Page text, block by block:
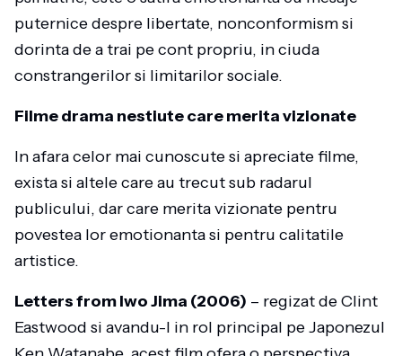
puternice despre libertate, nonconformism si
dorinta de a trai pe cont propriu, in ciuda
constrangerilor si limitarilor sociale.
Filme drama nestiute care merita vizionate
In afara celor mai cunoscute si apreciate filme,
exista si altele care au trecut sub radarul
publicului, dar care merita vizionate pentru
povestea lor emotionanta si pentru calitatile
artistice.
Letters from Iwo Jima (2006) – regizat de Clint
Eastwood si avandu-l in rol principal pe Japonezul